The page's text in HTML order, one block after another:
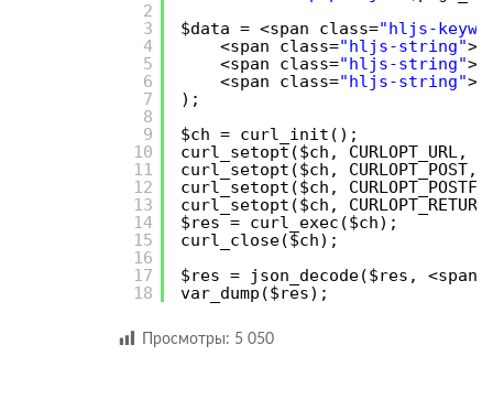
2
3
4
5
6
7
8
9
10
11
12
13
14
15
16
17
18
$data = <span class="hljs-
<span class="hljs-string">
<span class="hljs-string">
<span class="hljs-string">
);
$ch = curl_init();
curl_setopt($ch, CURLOPT_URL,
curl_setopt($ch, CURLOPT_POST,
curl_setopt($ch,
curl_setopt($ch,
$res = curl_exec($ch);
curl_close($ch);
$res = json_decode($res, <span
var_dump($res);
Просмотры: 5 050